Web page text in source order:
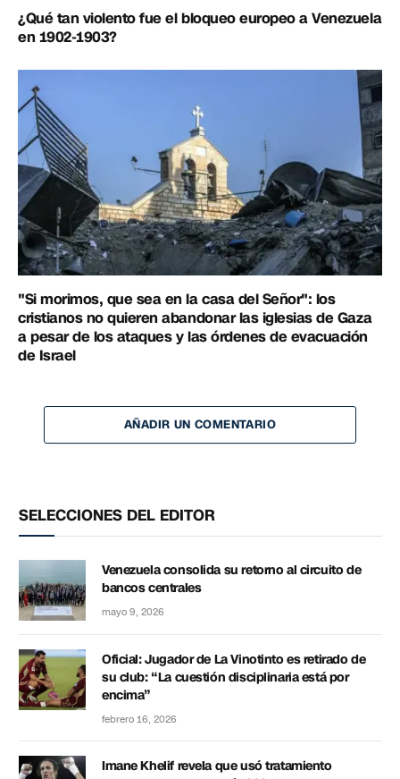
¿Qué tan violento fue el bloqueo europeo a Venezuela
en 1902-1903?
"Si morimos, que sea en la casa del Señor": los
cristianos no quieren abandonar las iglesias de Gaza
a pesar de los ataques y las órdenes de evacuación
de Israel
AÑADIR UN COMENTARIO
SELECCIONES DEL EDITOR
Venezuela consolida su retorno al circuito de
bancos centrales
mayo 9, 2026
Oficial: Jugador de La Vinotinto es retirado de
su club: “La cuestión disciplinaria está por
encima”
febrero 16, 2026
Imane Khelif revela que usó tratamiento